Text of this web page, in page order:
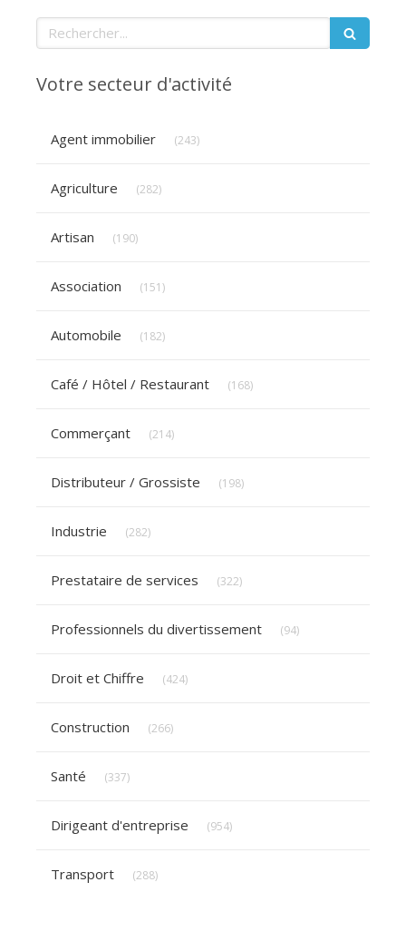
Rechercher
Votre secteur d'activité
Agent immobilier (243)
Agriculture (282)
Artisan (190)
Association (151)
Automobile (182)
Café / Hôtel / Restaurant (168)
Commerçant (214)
Distributeur / Grossiste (198)
Industrie (282)
Prestataire de services (322)
Professionnels du divertissement (94)
Droit et Chiffre (424)
Construction (266)
Santé (337)
Dirigeant d'entreprise (954)
Transport (288)